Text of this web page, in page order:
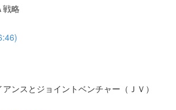
略
ンスとジョイントベンチャー（ＪＶ）